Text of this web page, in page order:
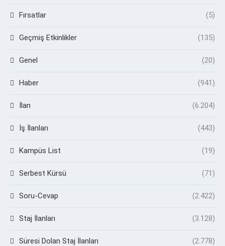
Fırsatlar (5)
Geçmiş Etkinlikler (135)
Genel (20)
Haber (941)
İlan (6.204)
İş İlanları (443)
Kampüs List (19)
Serbest Kürsü (71)
Soru-Cevap (2.422)
Staj İlanları (3.128)
Süresi Dolan Staj İlanları (2.778)